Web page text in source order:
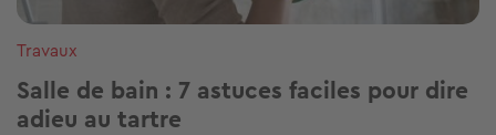
Travaux
Salle de bain : 7 astuces faciles pour dire
adieu au tartre